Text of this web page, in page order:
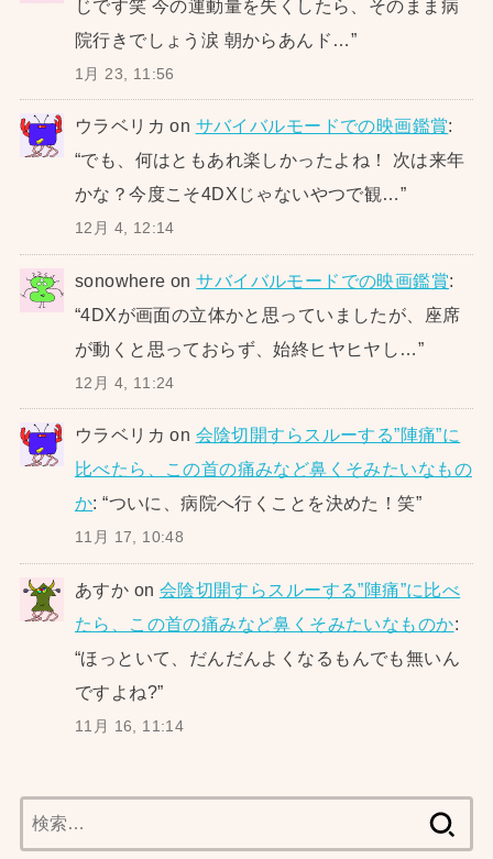
じです笑 今の運動量を失くしたら、そのまま病
院行きでしょう涙 朝からあんド…”
1月 23, 11:56
ウラベリカ on サバイバルモードでの映画鑑賞:
“でも、何はともあれ楽しかったよね！ 次は来年
かな？今度こそ4DXじゃないやつで観…”
12月 4, 12:14
sonowhere onサバイバルモードでの映画鑑賞:
“4DXが画面の立体かと思っていましたが、座席
が動くと思っておらず、始終ヒヤヒヤし…”
12月 4, 11:24
ウラベリカ on 会陰切開すらスルーする”陣痛”に
比べたら、この首の痛みなど鼻くそみたいなもの
か: “ついに、病院へ行くことを決めた！笑”
11月 17, 10:48
あすか on 会陰切開すらスルーする”陣痛”に比べ
たら、この首の痛みなど鼻くそみたいなものか:
“ほっといて、だんだんよくなるもんでも無いん
ですよね?”
11月 16, 11:14
索: